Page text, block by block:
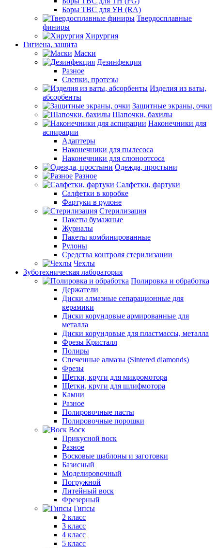
Боры ТВС для УН (RA)
Твердосплавные
финиры
Хирургия
Гигиена, защита
Маски
Дезинфекция
Разное
Слепки, протезы
Изделия из ваты,
абсорбенты
Защитные экраны, очки
Шапочки, бахилы
Наконечники для
аспирации
Адаптеры
Наконечники для пылесоса
Наконечники для слюноотсоса
Одежда, простыни
Разное
Салфетки, фартуки
Салфетки в коробке
Фартуки в рулоне
Стерилизация
Пакеты бумажные
Журналы
Пакеты комбинированные
Рулоны
Средства контроля стерилизации
Чехлы
Зуботехническая лаборатория
Полировка и обработка
Держатели
Диски алмазные сепарационные для
керамики
Диски корундовые армированные для
металла
Диски корундовые для пластмассы, металла
Фрезы Кристалл
Полиры
Спеченные алмазы (Sintered diamonds)
Фрезы
Щетки, круги для микромотора
Щетки, круги для шлифмотора
Камни
Разное
Полировочные пасты
Полировочные порошки
Воск
Прикусной воск
Разное
Восковые шаблоны и заготовки
Базисный
Моделировочный
Погружной
Литейный воск
Фрезерный
Гипсы
2 класс
3 класс
4 класс
5 класс